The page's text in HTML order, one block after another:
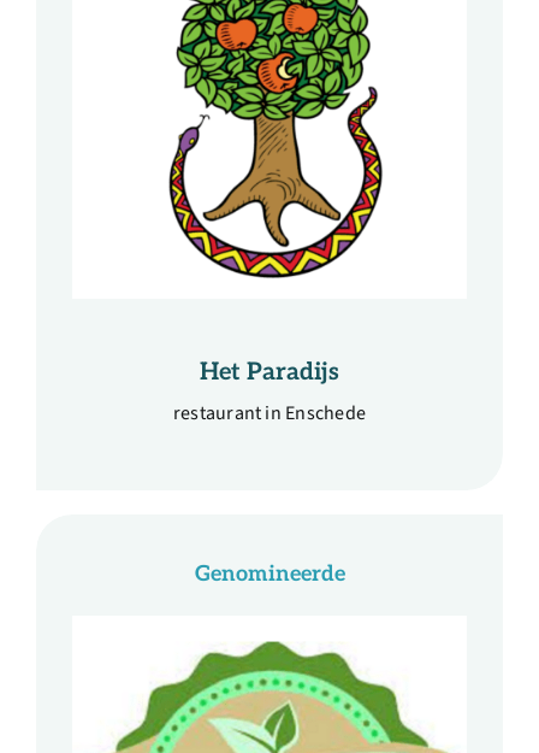
Het Paradijs
restaurant in Enschede
Genomineerde